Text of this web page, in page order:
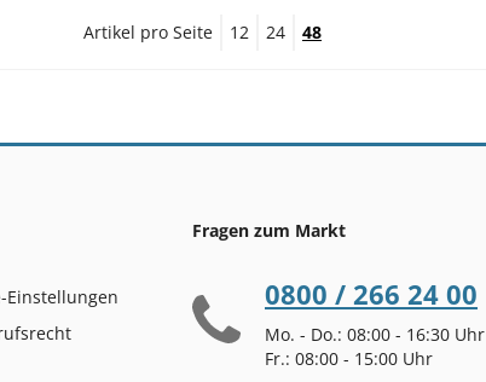
Artikel pro Seite 12 24 48
Einstellungen
Fragen zum Markt
0800 / 266 24 00
Mo. - Do.: 08:00 - 16:30 Uhr
Fr.: 08:00 - 15:00 Uhr